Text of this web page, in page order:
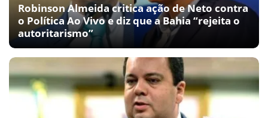
Robinson Almeida critica ação de Neto contra
o Política Ao Vivo e diz que a Bahia “rejeita o
autoritarismo”